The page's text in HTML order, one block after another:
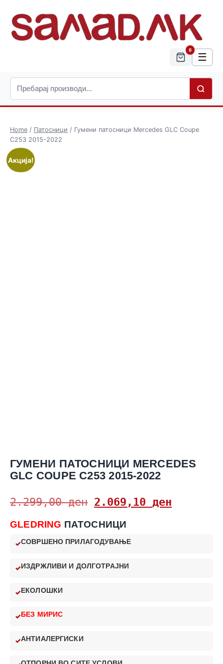
0
☰
Home / Патосници / Гумени патосници Mercedes GLC Coupe
C253 2015-2022
Акција!
ГУМЕНИ ПАТОСНИЦИ MERCEDES
GLC COUPE C253 2015-2022
2.299,00ден 2.069,10 ден
GLEDRING ПАТОСНИЦИ
СОВРШЕНО ПРИЛАГОДУВАЊЕ
ИЗДРЖЛИВИ И ДОЛГОТРАЈНИ
ЕКОЛОШКИ
БЕЗ МИРИС
АНТИАЛЕРГИСКИ